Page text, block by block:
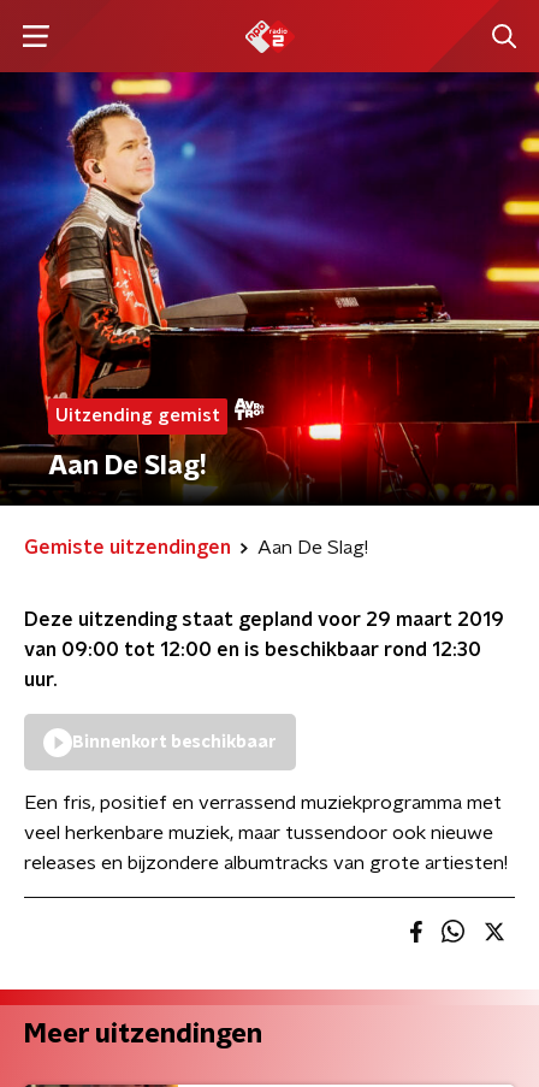
Uitzending gemist
Aan De Slag!
Gemiste uitzendingen Aan De Slag!
Deze uitzending staat gepland voor 29 maart 2019
van 09:00 tot 12:00 en is beschikbaar rond 12:30
uur.
Binnenkort beschikbaar
Een fris, positief en verrassend muziekprogramma met
veel herkenbare muziek, maar tussendoor ook nieuwe
releases en bijzondere albumtracks van grote artiesten!
Meer uitzendingen